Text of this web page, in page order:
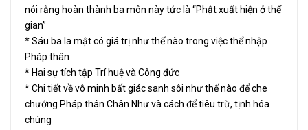
nói rằng hoàn thành ba môn này tức là “Phật xuất hiện ở thế
gian”
* Sáu ba la mật có giá trị như thế nào trong việc thể nhập
Pháp thân
* Hai sự tích tập Trí huệ và Công đức
* Chi tiết về vô minh bất giác sanh sôi như thế nào để che
chướng Pháp thân Chân Như và cách để tiêu trừ, tịnh hóa
chúng